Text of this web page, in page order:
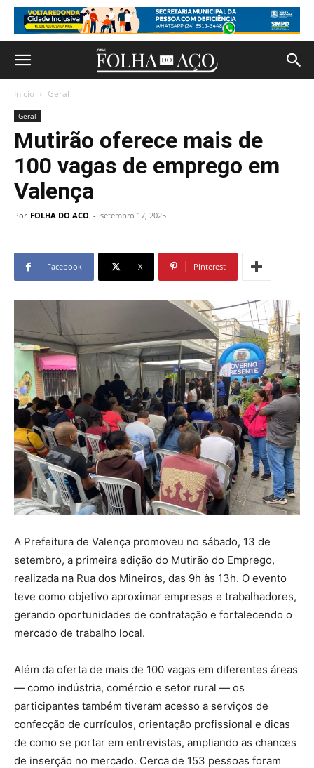
Início Geral
Geral
Mutirão oferece mais de
100 vagas de emprego em
Valença
Por FOLHA DO ACO - setembro 17, 2025
Facebook X Pinterest
A Prefeitura de Valença promoveu no sábado, 13 de
setembro, a primeira edição do Mutirão do Emprego,
realizada na Rua dos Mineiros, das 9h às 13h. O evento
teve como objetivo aproximar empresas e trabalhadores,
gerando oportunidades de contratação e fortalecendo o
mercado de trabalho local.
Além da oferta de mais de 100 vagas em diferentes áreas
— como indústria, comércio e setor rural — os
participantes também tiveram acesso a serviços de
confecção de currículos, orientação profissional e dicas
de como se portar em entrevistas, ampliando as chances
de inserção no mercado. Cerca de 153 pessoas foram